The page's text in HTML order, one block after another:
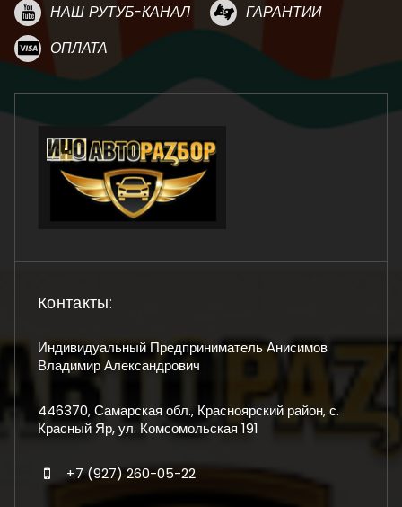
НАШ РУТУБ-КАНАЛ
ГАРАНТИИ
ОПЛАТА
Контакты:
Индивидуальный Предприниматель Анисимов
Владимир Александрович
446370, Самарская обл., Красноярский район, с.
Красный Яр, ул. Комсомольская 191
+7 (927) 260-05-22